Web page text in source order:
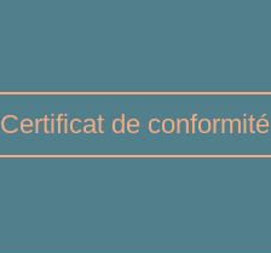
Certificat de conformité